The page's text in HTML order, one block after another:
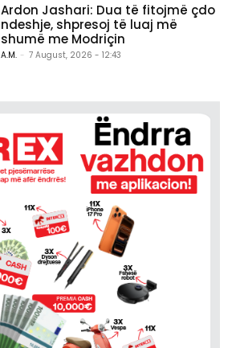
Ardon Jashari: Dua të fitojmë çdo
ndeshje, shpresoj të luaj më
shumë me Modriçin
A.M. - 7 August, 2026 - 12:43